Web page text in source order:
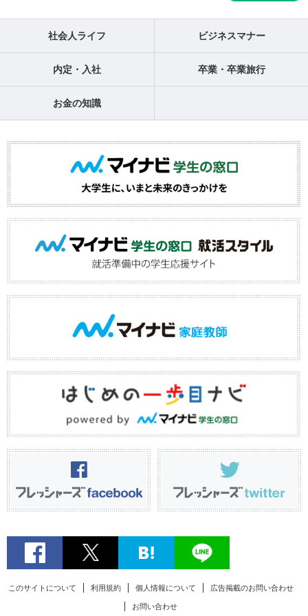
社会人ライフ ビジネスマナー
内定・入社 卒業・卒業旅行
お金の知識
このサイトについて 利用規約 個人情報について 広告掲載のお問い合わせ
お問い合わせ